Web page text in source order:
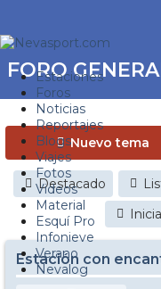
Estaciones
Foros
Noticias
Reportajes
Blogs
Viajes
Fotos
Videos
Material
Esquí Pro
Infonieve
Verano
Nevalog
FORO
Nuevo tema
Destacado
Estación con